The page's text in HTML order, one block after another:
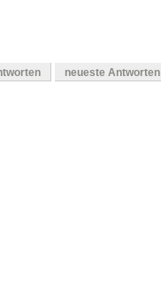
neueste Antworten